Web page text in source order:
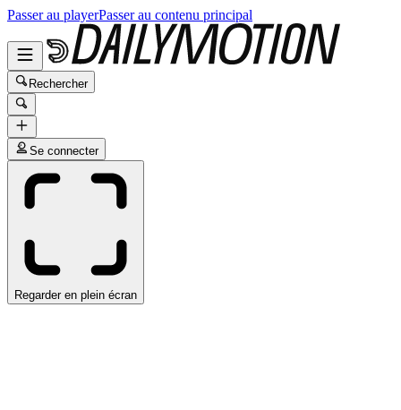
Passer au playerPasser au contenu principal
Rechercher
Se connecter
Regarder en plein écran